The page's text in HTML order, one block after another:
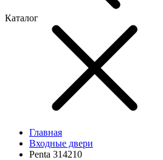
Каталог
Главная
Входные двери
Penta 314210